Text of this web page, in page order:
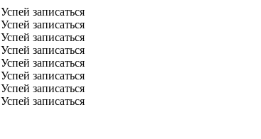
Успей записаться
Успей записаться
Успей записаться
Успей записаться
Успей записаться
Успей записаться
Успей записаться
Успей записаться